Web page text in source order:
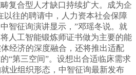
复合型人才缺口持续扩大。成为企
以往的聘请中，人力资本社会保障
智征询演讲显示，”邓瑶冬说。就
人工智能锻炼师证书做为主要的能
经济的深度融合，还将推出适配
“第三空间”。设想出合适临床需求
业组织形态，中智征询最新发布